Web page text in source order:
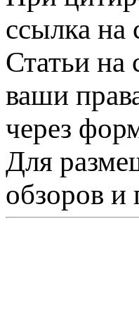
ссылка на
Статьи на
ваши
через
Для
обзоров и